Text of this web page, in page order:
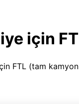
için
FTL (tam